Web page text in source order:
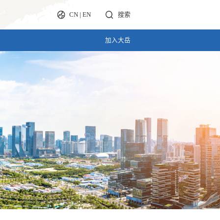
CN| EN 搜索
加入大岳